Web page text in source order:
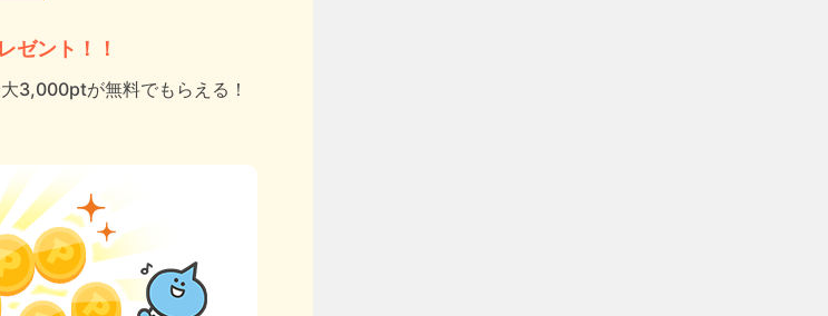
ゼント！！
3,000ptが無料でもらえる！